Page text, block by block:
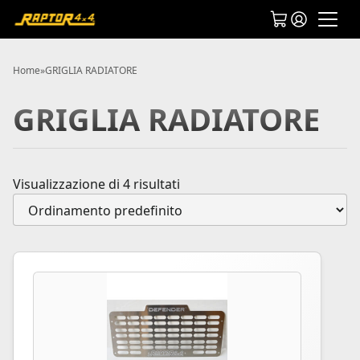
Home»GRIGLIA RADIATORE
GRIGLIA RADIATORE
Visualizzazione di 4 risultati